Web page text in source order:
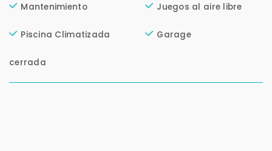
Mantenimiento Juegos al aire libre
Piscina Climatizada
cerrada
Garage